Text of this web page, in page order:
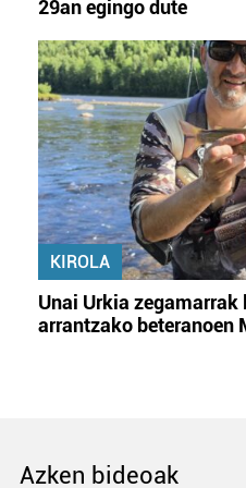
29an egingo dute
KIROLA
Unai Urkia
arrantzako beteranoen
Azken bideoak